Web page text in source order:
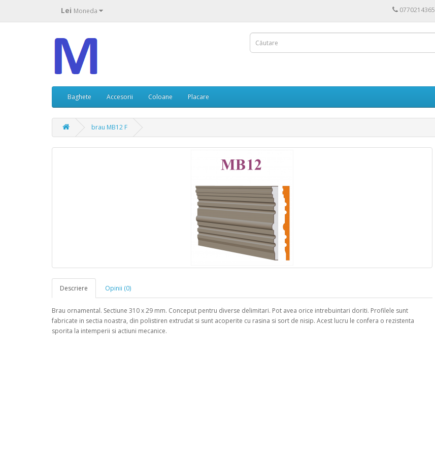
Lei Moneda 0770214365
Baghete Accesorii Coloane Placare
brau MB12 F
Descriere Opinii (0)
Brau ornamental. Sectiune 310 x 29 mm. Conceput pentru diverse delimitari. Pot avea orice intrebuintari doriti. Profilele sunt
fabricate in sectia noastra, din polistiren extrudat si sunt acoperite cu rasina si sort de nisip. Acest lucru le confera o rezistenta
sporita la intemperii si actiuni mecanice.